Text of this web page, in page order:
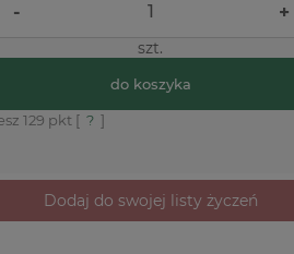
- +
szt.
do koszyka
129 pkt [ ? ]
Dodaj do swojej listy życzeń